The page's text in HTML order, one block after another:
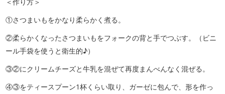
①さつまいもをかなり柔らかく煮る。
②柔らかくなったさつまいもをフォークの背と手でつぶす。（ビニ
ール手袋を使うと衛生的♪）
③②にクリームチーズと牛乳を混ぜて再度まんべんなく混ぜる。
④③をティースプーン1杯くらい取り、ガーゼに包んで、形を作っ